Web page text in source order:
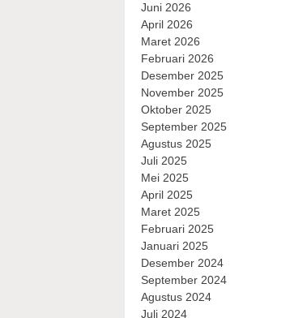
Juni 2026
April 2026
Maret 2026
Februari 2026
Desember 2025
November 2025
Oktober 2025
September 2025
Agustus 2025
Juli 2025
Mei 2025
April 2025
Maret 2025
Februari 2025
Januari 2025
Desember 2024
September 2024
Agustus 2024
Juli 2024